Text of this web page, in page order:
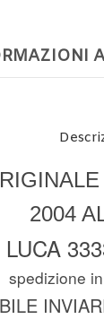
2004
LUCA
spedizione